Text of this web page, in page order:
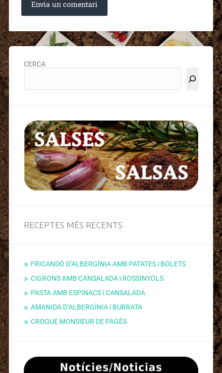
CERCA
RECEPTES MÉS RECENTS
FRICANDÓ D’ALBERGÍNIA AMB PATATES i BOLETS
CIGRONS AMB CANSALADA i ROSSINYOLS
PASTA AMB ESPINACS i CANSALADA
AMANIDA D’ALBERGÍNIA i BURRATA
CROQUE MONSIEUR DE PAGÈS